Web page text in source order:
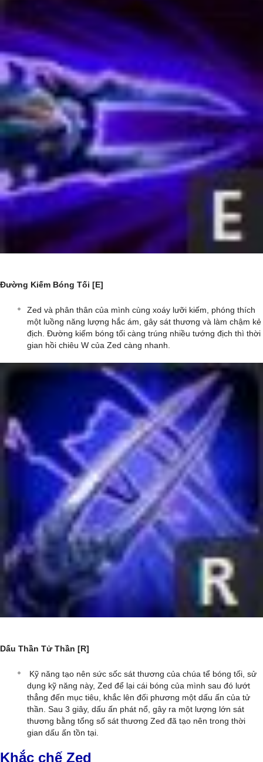
Đường Kiếm Bóng Tối [E]
Zed và phân thân của mình cùng xoáy lưỡi kiếm, phóng thích
một luồng năng lượng hắc ám, gây sát thương và làm chậm kẻ
địch. Đường kiếm bóng tối càng trúng nhiều tướng địch thì thời
gian hồi chiêu W của Zed càng nhanh.
Dấu Thần Tử Thần [R]
Kỹ năng tạo nên sức sốc sát thương của chúa tể bóng tối, sử
dụng kỹ năng này, Zed để lại cái bóng của mình sau đó lướt
thẳng đến mục tiêu, khắc lên đối phương một dấu ấn của tử
thần. Sau 3 giây, dấu ấn phát nổ, gây ra một lượng lớn sát
thương bằng tổng số sát thương Zed đã tạo nên trong thời
gian dấu ấn tồn tại.
Khắc chế Zed